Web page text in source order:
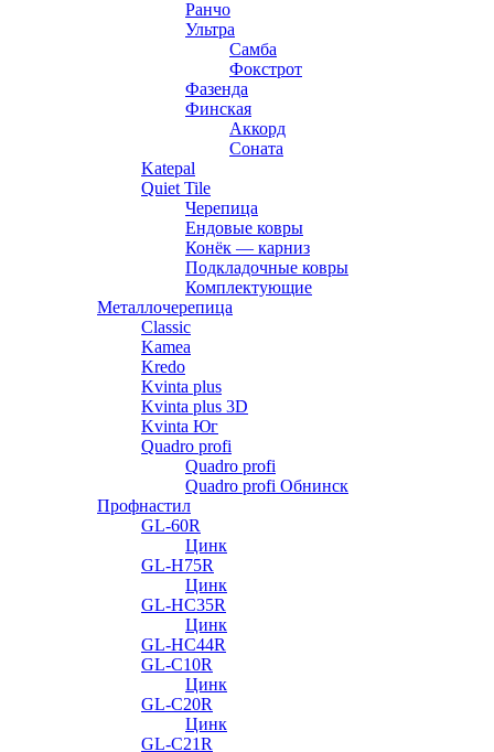
Ранчо
Ультра
Самба
Фокстрот
Фазенда
Финская
Аккорд
Соната
Katepal
Quiet Tile
Черепица
Ендовые ковры
Конёк — карниз
Подкладочные ковры
Комплектующие
Металлочерепица
Classic
Kamea
Kredo
Kvinta plus
Kvinta plus 3D
Kvinta Юг
Quadro profi
Quadro profi
Quadro profi Обнинск
Профнастил
GL-60R
Цинк
GL-H75R
Цинк
GL-HC35R
Цинк
GL-HC44R
GL-С10R
Цинк
GL-С20R
Цинк
GL-С21R